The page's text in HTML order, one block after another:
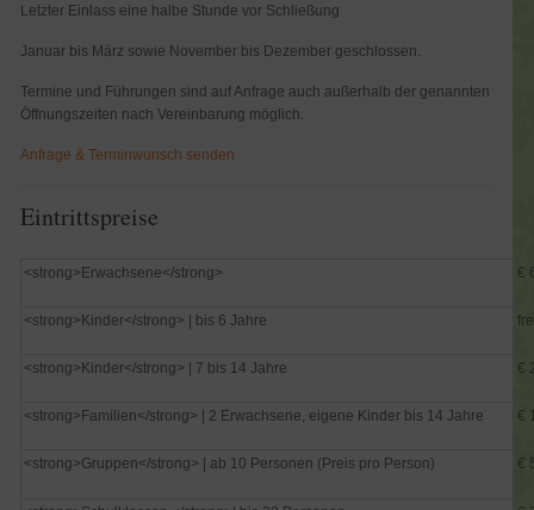
Letzter Einlass eine halbe Stunde vor Schließung
Januar bis März sowie November bis Dezember geschlossen.
Termine und Führungen sind auf Anfrage auch außerhalb der genannten
Öffnungszeiten nach Vereinbarung möglich.
Anfrage & Terminwunsch senden
Eintrittspreise
<strong>Erwachsene</strong> €
<strong>Kinder</strong> | bis 6 Jahre
<strong>Kinder</strong> | 7 bis 14 Jahre €
<strong>Familien</strong> | 2 Erwachsene, eigene Kinder bis 14 Jahre €
<strong>Gruppen</strong> | ab 10 Personen (Preis pro Person) €